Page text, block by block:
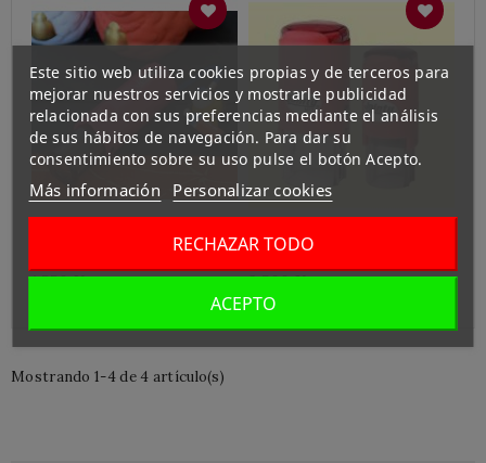
1.550 ¥
JOINTY Redondo 12mm
2.500 ¥
Mostrando 1-4 de 4 artículo(s)
Este sitio web utiliza cookies propias y de terceros para
mejorar nuestros servicios y mostrarle publicidad
relacionada con sus preferencias mediante el análisis
de sus hábitos de navegación. Para dar su
consentimiento sobre su uso pulse el botón Acepto.
Más información Personalizar cookies
RECHAZAR TODO
ACEPTO